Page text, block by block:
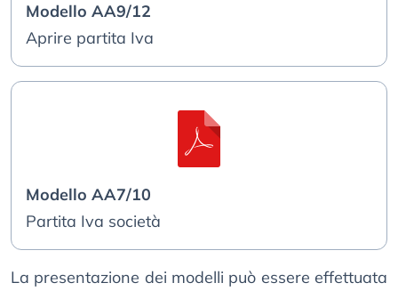
Modello AA9/12
Aprire partita Iva
Modello AA7/10
Partita Iva società
La presentazione dei modelli può essere effettuata